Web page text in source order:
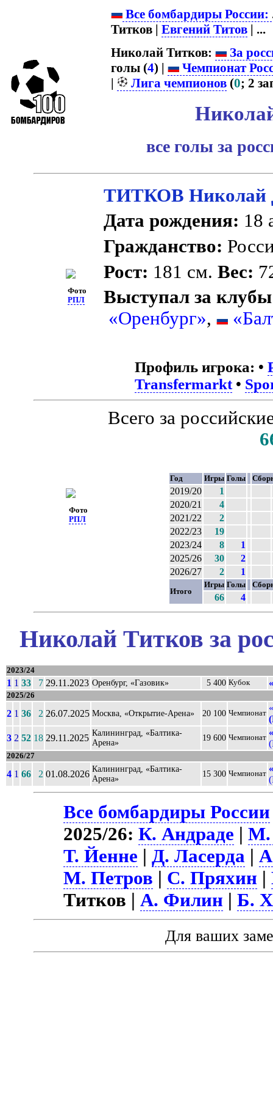
Все бомбардиры России:
Титков | Евгений Титов | ...
Николай Титков:
За
голы (4) |
Чемпионат
|
Лига чемпионов (0; 2
все голы за
Фото
РПЛ
ТИТКОВ Николай
Дата рождения: 18
Гражданство:
Рост: 181 см.Вес:
Выступал за
«Оренбург»,
Профиль игрока: •
Transfermarkt•
Фото
РПЛ
Всего за
Год Игры Голы
2019/20
1
2020/21
4
2021/22
2
2022/23
19
2023/24
8
1
2025/26
30
2
2026/27
2 1
Итого
Игры Голы
66 4
Николай Титков за
2023/24
1 1 33 7 29.11.2023 Оренбург, «Газовик» 5 400 Кубок
2025/26
2 1 36 2 26.07.2025 Москва, «Открытие-Арена» 20 100 Чемпионат
3 2 52 18 29.11.2025 Калининград, «Балтика-
Арена»
19 600 Чемпионат
2026/27
4 1 66 2 01.08.2026 Калининград, «Балтика-
Арена»
15 300 Чемпионат
Все бомбардиры России
2025/26:К. Андраде |М.
Т. Йенне |Д. Ласерда |
М. Петров | С. Пряхин |
Титков |А. Филин |Б.
Для ваших